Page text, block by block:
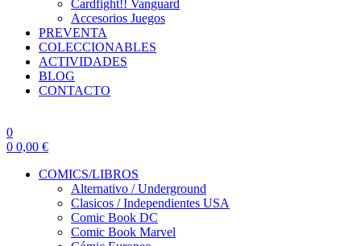
Cardfight!! Vanguard
Accesorios Juegos
PREVENTA
COLECCIONABLES
ACTIVIDADES
BLOG
CONTACTO
0
0 0,00 €
COMICS/LIBROS
Alternativo / Underground
Clasicos / Independientes USA
Comic Book DC
Comic Book Marvel